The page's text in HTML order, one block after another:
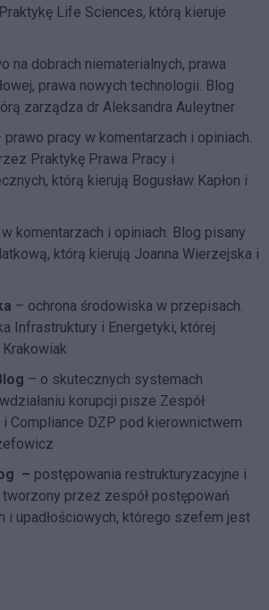
Life Sciences, którą kieruje
na dobrach niematerialnych, prawa
prawa nowych technologii. Blog
zarządza dr Aleksandra Auleytner
prawo pracy w komentarzach i opiniach.
Praktykę Prawa Pracy i
którą kierują Bogusław Kapłon i
komentarzach i opiniach. Blog pisany
którą kierują Joanna Wierzejska i
– ochrona środowiska w przepisach.
Infrastruktury i Energetyki, której
– o skutecznych systemach
korupcji pisze Zespół
Compliance DZP pod kierownictwem
– postępowania restrukturyzacyjne i
tworzony przez zespół postępowań
i upadłościowych, którego szefem jest